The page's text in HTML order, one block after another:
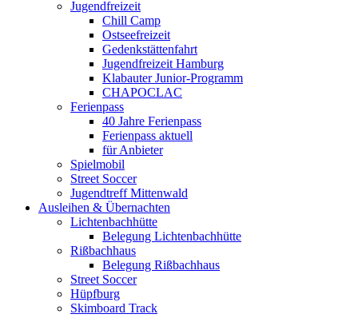
Jugendfreizeit
Chill Camp
Ostseefreizeit
Gedenkstättenfahrt
Jugendfreizeit Hamburg
Klabauter Junior-Programm
CHAPOCLAC
Ferienpass
40 Jahre Ferienpass
Ferienpass aktuell
für Anbieter
Spielmobil
Street Soccer
Jugendtreff Mittenwald
Ausleihen & Übernachten
Lichtenbachhütte
Belegung Lichtenbachhütte
Rißbachhaus
Belegung Rißbachhaus
Street Soccer
Hüpfburg
Skimboard Track